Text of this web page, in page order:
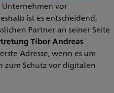
vor
ist es entscheidend,
Partner an seiner Seite
Tibor Andreas
Adresse, wenn es um
zum Schutz vor digitalen